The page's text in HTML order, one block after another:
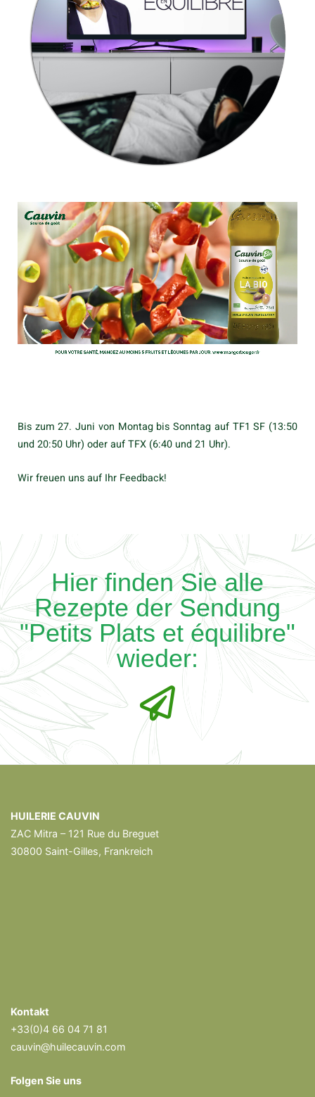
Bis zum 27. Juni von Montag bis Sonntag auf TF1 SF (13:50
und 20:50 Uhr) oder auf TFX (6:40 und 21 Uhr).
Wir freuen uns auf Ihr Feedback!
Hier finden Sie alle
Rezepte der Sendung
"Petits Plats et équilibre"
wieder:
HUILERIE CAUVIN
ZAC Mitra – 121 Rue du Breguet
30800 Saint-Gilles, Frankreich
Kontakt
+33(0)4 66 04 71 81
cauvin@huilecauvin.com
Folgen Sie uns